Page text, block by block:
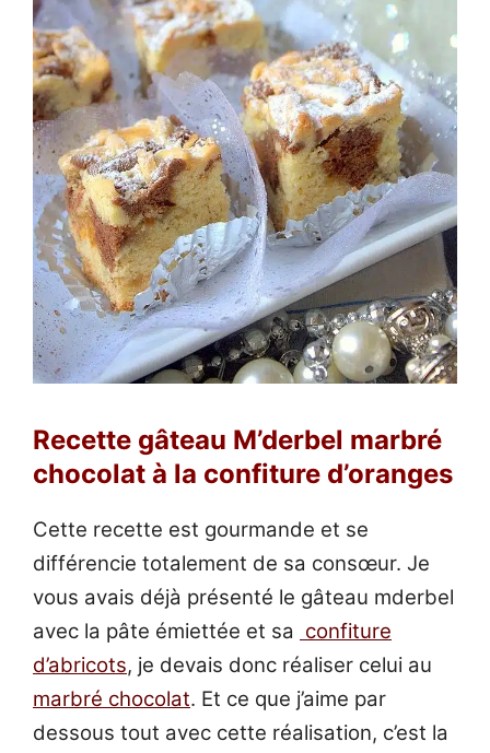
Recette gâteau M’derbel marbré
chocolat à la confiture d’oranges
Cette recette est gourmande et se
différencie totalement de sa consœur. Je
vous avais déjà présenté le gâteau mderbel
avec la pâte émiettée et sa confiture
d’abricots, je devais donc réaliser celui au
marbré chocolat. Et ce que j’aime par
dessous tout avec cette réalisation, c’est la